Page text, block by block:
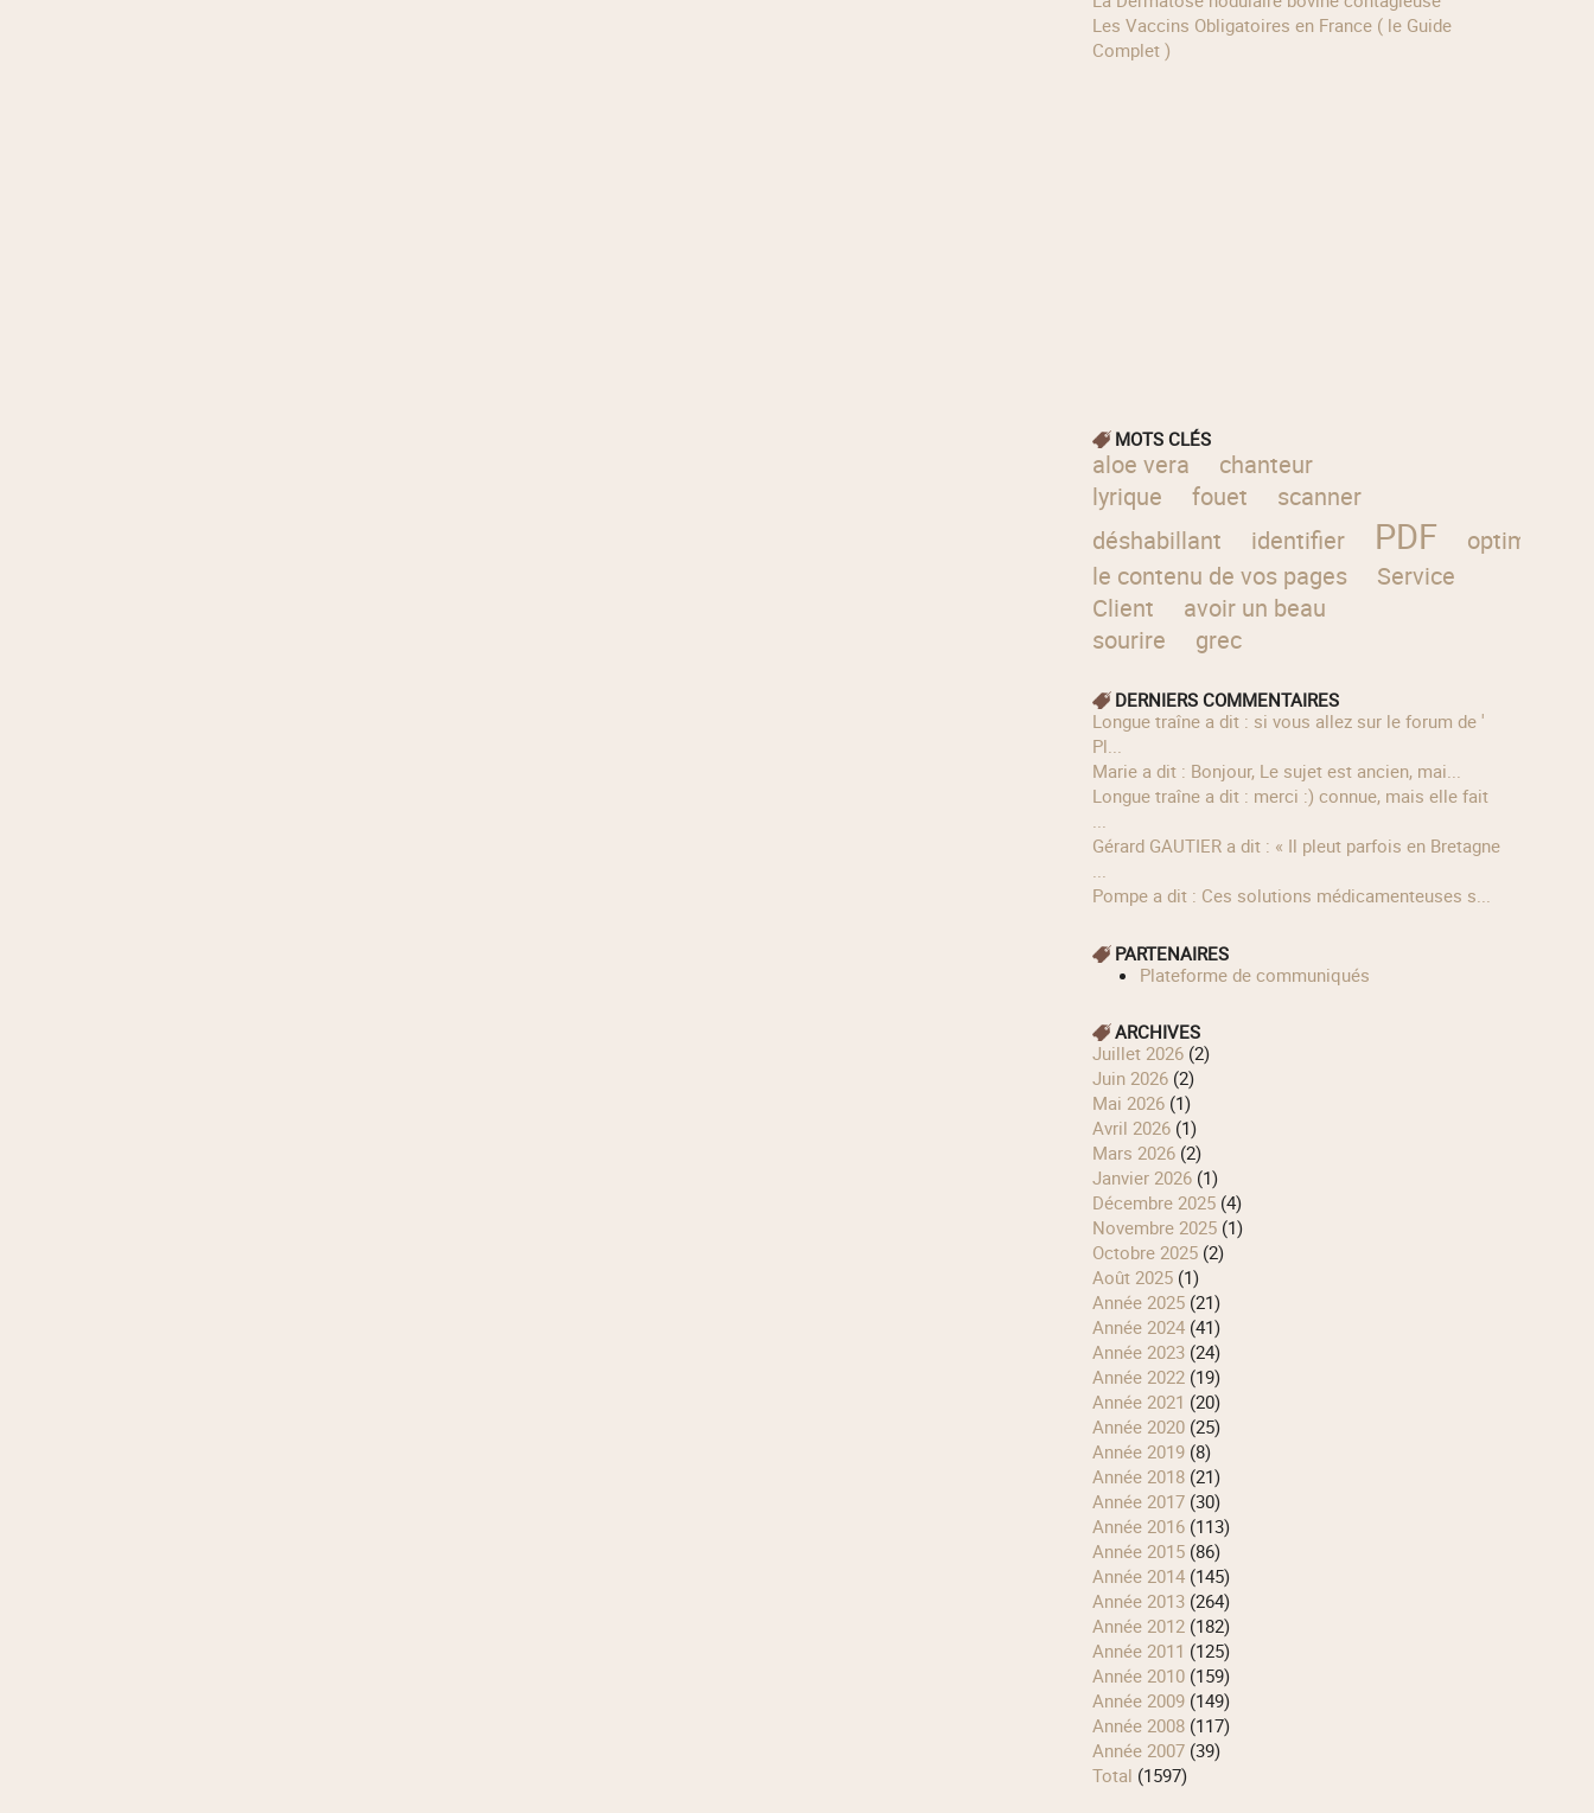
Les Vaccins Obligatoires en France ( le Guide
Complet )
MOTS CLÉS
aloe vera
chanteur
lyrique
fouet
scanner
déshabillant
identifier PDF
optimiser
le contenu de vos pages
Service
Client
avoir un beau
sourire
grec
DERNIERS COMMENTAIRES
longue traîne a dit : si vous allez sur le forum de '
Pl...
Marie a dit : Bonjour, Le sujet est ancien, mai...
longue traîne a dit : merci :) connue, mais elle fait
...
Gérard GAUTIER a dit : « Il pleut parfois en Bretagne
...
Pompe a dit : Ces solutions médicamenteuses s...
PARTENAIRES
Plateforme de communiqués
ARCHIVES
juillet 2026(2)
juin 2026(2)
mai 2026(1)
avril 2026(1)
mars 2026(2)
janvier 2026(1)
décembre 2025(4)
novembre 2025(1)
octobre 2025(2)
août 2025(1)
année 2025(21)
année 2024(41)
année 2023(24)
année 2022(19)
année 2021 (20)
année 2020(25)
année 2019(8)
année 2018(21)
année 2017(30)
année 2016(113)
année 2015(86)
année 2014(145)
année 2013(264)
année 2012(182)
année 2011 (125)
année 2010(159)
année 2009(149)
année 2008(117)
année 2007(39)
total (1597)